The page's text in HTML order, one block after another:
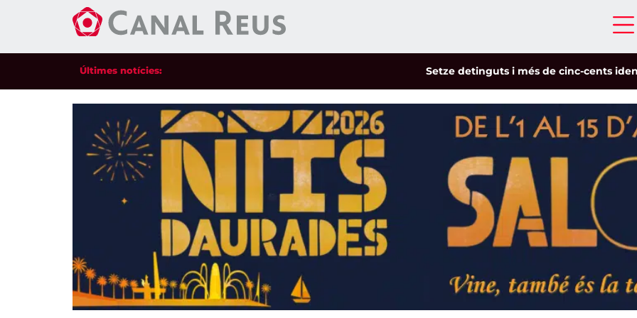
Últimes notícies: Setze detinguts i més de cinc-cents